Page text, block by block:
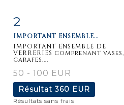
détaillée
2
IMPORTANT ENSEMBLE...
IMPORTANT ENSEMBLE DE
VERRERIES comprenant vases,
carafes,...
50 - 100 EUR
Résultat360 EUR
Résultats sans frais